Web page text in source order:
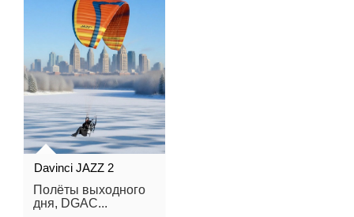
Davinci JAZZ 2
Полёты выходного
дня, DGAC...